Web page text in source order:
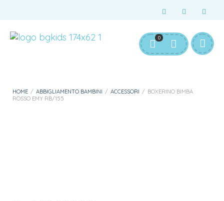
Servizio Clienti: info@bgkids.it +39 345 627 9165
Download APP B&G Kids
0
HOME / ABBIGLIAMENTO BAMBINI / ACCESSORI / BOXERINO BIMBA
ROSSO EMY RB/155